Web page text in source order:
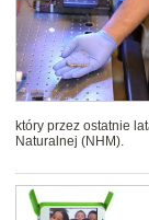
który przez ostatnie
Naturalnej (NHM).